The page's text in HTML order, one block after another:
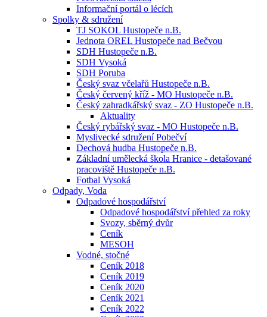
Informační portál o lécích
Spolky & sdružení
TJ SOKOL Hustopeče n.B.
Jednota OREL Hustopeče nad Bečvou
SDH Hustopeče n.B.
SDH Vysoká
SDH Poruba
Český svaz včelařů Hustopeče n.B.
Český červený kříž - MO Hustopeče n.B.
Český zahradkářský svaz - ZO Hustopeče n.B.
Aktuality
Český rybářský svaz - MO Hustopeče n.B.
Myslivecké sdružení Pobečví
Dechová hudba Hustopeče n.B.
Základní umělecká škola Hranice - detašované
pracoviště Hustopeče n.B.
Fotbal Vysoká
Odpady, Voda
Odpadové hospodářství
Odpadové hospodářství přehled za roky
Svozy, sběrný dvůr
Ceník
MESOH
Vodné, stočné
Ceník 2018
Ceník 2019
Ceník 2020
Ceník 2021
Ceník 2022